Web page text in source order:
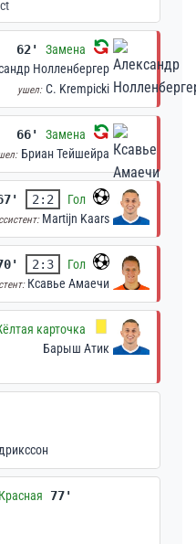
62' Замена
Нолленбергер
ушел: C. Krempicki
66' Замена
Бриан Тейшейра
2:2
Гол
Martijn Kaars
2:3
Гол
Ксавье Амаечи
карточка
Барыш Атик
77'